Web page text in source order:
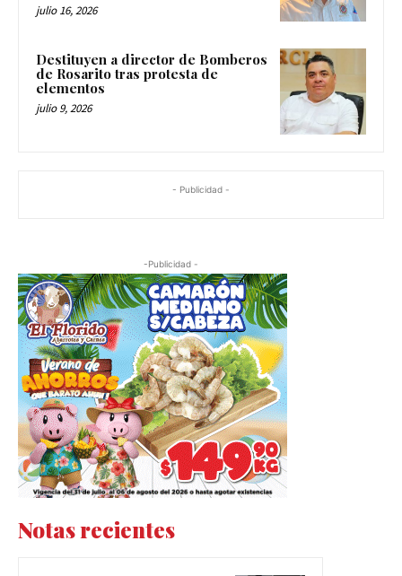
julio 16, 2026
Destituyen a director de Bomberos
de Rosarito tras protesta de
elementos
julio 9, 2026
- Publicidad -
-Publicidad -
Notas recientes